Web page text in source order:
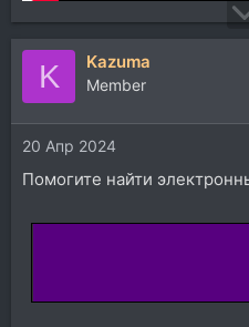
K Kazuma
Member
20 Апр 2024
Помогите найти